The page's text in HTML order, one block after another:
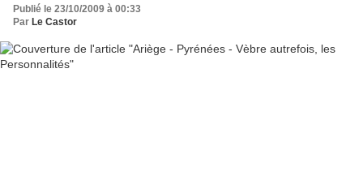
Publié le 23/10/2009 à 00:33
Par Le Castor